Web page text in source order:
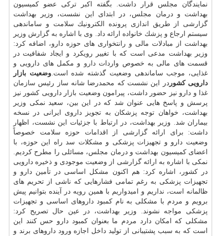
نمایندگان مجلس قرار داشت. بگفته اكبر تركی عضو كمیسیون
بهداشت و درمان مجلس، در ابتدای این نشست، وزیر بهداشت
گزارشی از طریق اندازی پرونده الكترونیك سلامت و ساماندهی
سیستم ارجاع و پزشك خانواده ارائه داد. وی با اشاره به گزارش وزیر
بهداشت از مبادلات مالی و رانتخواری های حوزه دارو، اضافه كرد:
وزیر بهداشت مدعی است كه با تغییر رویكرد و ایجاد شفافیت در
قسمت های مالی به خصوص وارداتدارو و مكمل های دارویی و
غذایی، موجب ساماندهی وضعیت گذشته شده است.وضعیت بازار
دارویی كشوردر این نشست كه محمدرضا شانه ساز رئیس سازمان
غذا و دارو نیز حضور داشت، پیرامون وضعیت بازار دارویی كشور نیز
پرسش و پاسخ هایی عنوان شد كه در این بین، سعید نمكی وزیر
بهداشت، خواهان توجه پزشكان به تجویز داروی ایرانی در نسخه
بیماران شد. وزیر بهداشت، در ارتباط با جزئیات این نشست، اظهار
داشت: برای ارائه گزارشی از اقدامات حوزه سلامت خصوصاً
وضعیت دارو و تجهیزات پزشكی و مشكلات سد راه این حوزه، با
اعضای كمیسیون بهداشت و درمان مجلس، مسائلی را مطرح كردیم.
نمكی با اشاره به ارائه گزارشی از وضعیت موجودی و ذخیره دارویی
در كشور، اشاره كرد: هم اكنون مشكل اساسی در تأمین دارو و
تجهیزات پزشكی به رغم تمامی فشارهایی كه ناشی از تحریم های
ظالمانه است، نداریم و امیدواریم با همین رویه در آینده بتوانیم پیش
برویم و مردم با مشكلی به نام كمبود داروهای اساسی و تجهیزات
پزشكی مواجه نشوند. وزیر بهداشت، در عین حال تصریح كرد:
مشكلی كه امكان دارد مردم ما بعنوان كمبود دارو حس كنند این
است كه به سبب پشتیبانی از تولید داخل اجازه ورود داروهای برند و